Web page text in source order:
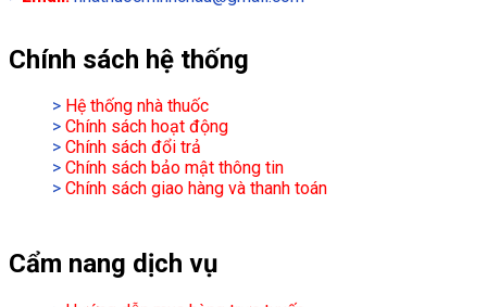
Chính sách hệ thống
> Hệ thống nhà thuốc
> Chính sách hoạt động
> Chính sách đổi trả
> Chính sách bảo mật thông tin
> Chính sách giao hàng và thanh toán
Cẩm nang dịch vụ